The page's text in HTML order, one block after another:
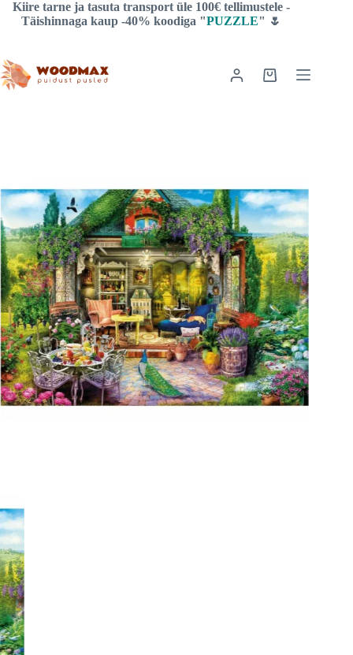
SkipKiire tarne ja tasuta transport üle 100€ tellimustele -
Täishinnaga kaup -40% koodiga "PUZZLE" 🌷
Shopping